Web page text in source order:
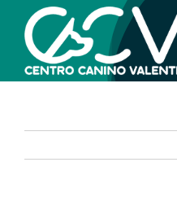
Saltar
contenido